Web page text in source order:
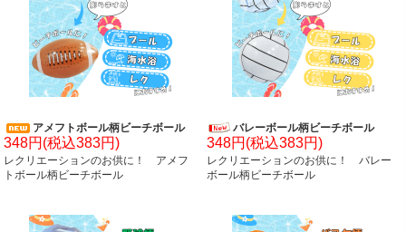
アメフトボール柄ビーチボール
348円(税込383円)
レクリエーションのお供に！ アメフ
トボール柄ビーチボール
バレーボール柄ビーチボール
348円(税込383円)
レクリエーションのお供に！ バレー
ボール柄ビーチボール